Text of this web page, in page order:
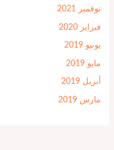
نوفمبر 2021
فبراير 2020
يونيو 2019
مايو 2019
أبريل 2019
مارس 2019